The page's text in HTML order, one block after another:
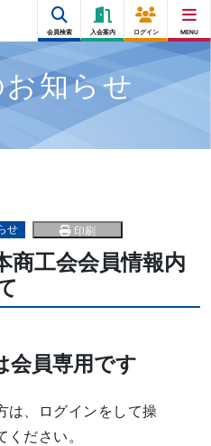
会員検索 入会案内 ログイン MENU
知らせ
せ 印刷
工会会員情報内
会員専用です
は、ログインをして操
ください。